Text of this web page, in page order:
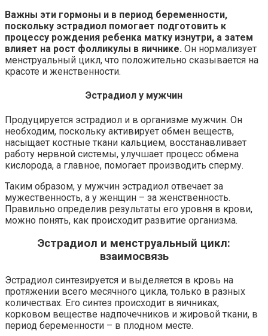
Важны эти гормоны и в период беременности,
поскольку эстрадиол помогает подготовить к
процессу рождения ребенка матку изнутри, а затем
влияет на рост фолликулы в яичнике. Он нормализует
менструальный цикл, что положительно сказывается на
красоте и женственности.
Эстрадиол у мужчин
Продуцируется эстрадиол и в организме мужчин. Он
необходим, поскольку активирует обмен веществ,
насыщает костные ткани кальцием, восстанавливает
работу нервной системы, улучшает процесс обмена
кислорода, а главное, помогает производить сперму.
Таким образом, у мужчин эстрадиол отвечает за
мужественность, а у женщин – за женственность.
Правильно определив результаты его уровня в крови,
можно понять, как происходит развитие организма.
Эстрадиол и менструальный цикл:
взаимосвязь
Эстрадиол синтезируется и выделяется в кровь на
протяжении всего месячного цикла, только в разных
количествах. Его синтез происходит в яичниках,
корковом веществе надпочечников и жировой ткани, в
период беременности – в плодном месте.